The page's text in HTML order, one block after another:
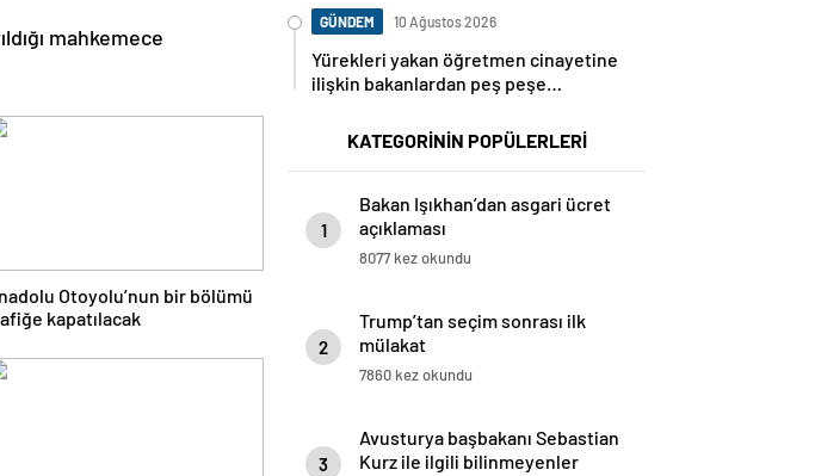
mahkemece
Otoyolu’nun bir bölümü
kapatılacak
YEDEK) Ankara kura sonuçları nasıl,
nereden sorgulanır?
GÜNDEM 10 Ağustos 2026
Yürekleri yakan öğretmen cinayetine
ilişkin bakanlardan peş peşe
KATEGORİNİN POPÜLERLERİ
1
Bakan Işıkhan’dan asgari ücret
açıklaması
8077 kez okundu
2
Trump’tan seçim sonrası ilk
mülakat
7860 kez okundu
3
Avusturya başbakanı Sebastian
Kurz ile ilgili bilinmeyenler